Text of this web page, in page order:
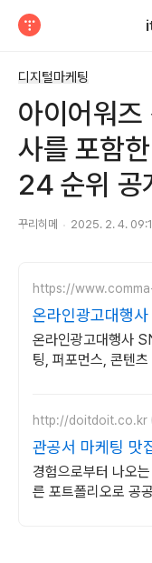
디지털마케팅
아이어워즈
사를 포함
24 순위 공
꾸리히메 2025. 2. 4.
https://
온라인광고대행
명 브랜드 대행
온라인광고대행사
팅, 퍼포먼스, 콘텐츠
http://doitdoit.co.kr
관공서 마케팅 맛
경험으로부터 나오
른 포트폴리오로 공